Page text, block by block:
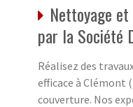
Nettoyage et
par la Société
Réalisez des
efficace à Clémont
couverture. Nos